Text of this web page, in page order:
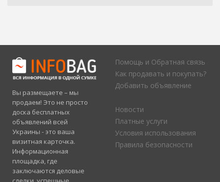
Вы размещаете – мы
продаем! Это не просто
доска бесплатных
объявлений всей
Украины - это ваша
визитная карточка.
Информационная
площадка, где
заключаются деловые
Помощь и Обратная связь
Как продавать и покупать?
Добавить объявление
Новости
Платные услуги
Условия использования
Правила безопасности